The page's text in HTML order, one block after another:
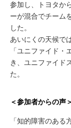
参加し、トヨタか
ーが混合でチーム
した。
あいにくの天候で
「ユニファイド
き、ユニファイド
た。
＜参加者からの声＞
「知的障害のあ